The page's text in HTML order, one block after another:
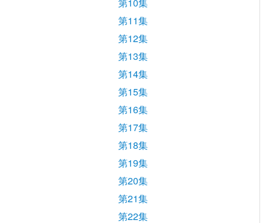
第11集
第12集
第13集
第14集
第15集
第16集
第17集
第18集
第19集
第20集
第21集
第22集